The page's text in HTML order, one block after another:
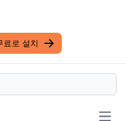
료로 설치